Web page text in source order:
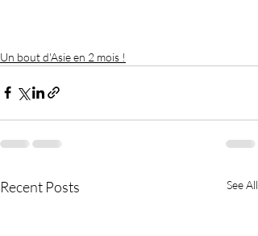
Un bout d'Asie en 2 mois !
Recent Posts See All